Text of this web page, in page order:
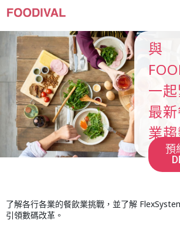
與
一
最
業
預
了解各行各業的餐飲業挑戰，並了解
引領數碼改革。